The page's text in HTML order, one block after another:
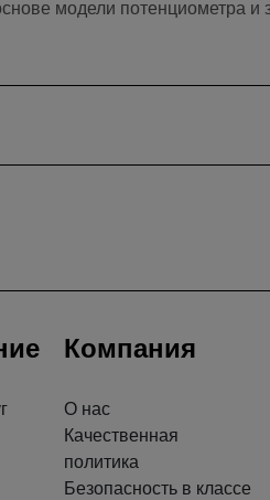
модели потенциометра
Компания
О нас
Качественная
политика
Безопасность в классе